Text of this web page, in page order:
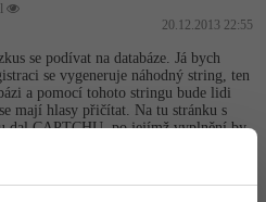
(AI)
20.12.2013 22:55
se podívat na databáze. Já bych
se vygeneruje náhodný string, ten
a pomocí tohoto stringu bude lidi
mají hlasy přičítat. Na tu stránku s
dal CAPTCHU, po jejímž vyplnění by